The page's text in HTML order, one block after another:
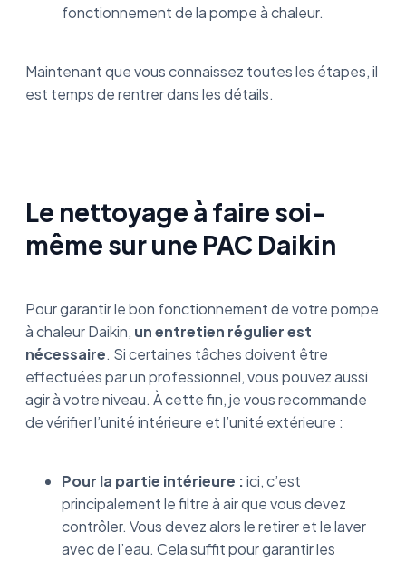
fonctionnement de la pompe à chaleur.
Maintenant que vous connaissez toutes les étapes, il
est temps de rentrer dans les détails.
Le nettoyage à faire soi-
même sur une PAC Daikin
Pour garantir le bon fonctionnement de votre pompe
à chaleur Daikin, un entretien régulier est
nécessaire. Si certaines tâches doivent être
effectuées par un professionnel, vous pouvez aussi
agir à votre niveau. À cette fin, je vous recommande
de vérifier l’unité intérieure et l’unité extérieure :
Pour la partie intérieure :ici, c’est
principalement le filtre à air que vous devez
contrôler. Vous devez alors le retirer et le laver
avec de l’eau. Cela suffit pour garantir les